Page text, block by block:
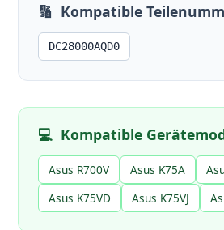
🔢 Kompatible
DC28000AQD0
💻 Kompatible
Asus R700V Asus K75A
Asus K75VD
Asus K75VJ